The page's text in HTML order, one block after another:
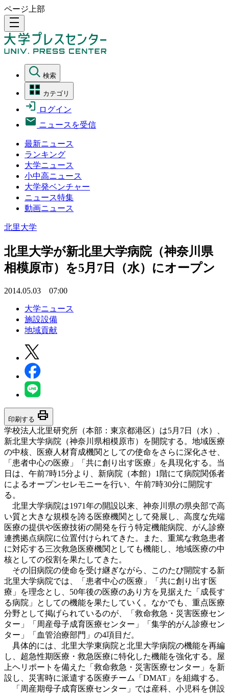
ページ上部
density_medium
検索
カテゴリ
ログイン
ニュースを受信
最新ニュース
ランキング
大学ニュース
小中高ニュース
大学発ベンチャー
ニュース特集
動画ニュース
北里大学
北里大学が新北里大学病院（神奈川県
相模原市）を5月7日（水）にオープン
2014.05.03 07:00
大学ニュース
施設設備
地域貢献
印刷する print
学校法人北里研究所（本部：東京都港区）は5月7日（水）、
新北里大学病院（神奈川県相模原市）を開院する。地域医療
の中核、医療人材育成機関としての使命をさらに深化させ、
「患者中心の医療」「共に創り出す医療」を具現化する。当
日は、午前7時15分より、新病院（本館）1階にて病院関係者
によるオープンセレモニーを行い、午前7時30分に開院す
る。
北里大学病院は1971年の開設以来、神奈川県の県央部で高
い質と大きな規模を誇る医療機関として発展し、高度な先端
医療の提供や医療技術の開発を行う特定機能病院、がん診療
連携拠点病院に位置付けられてきた。また、重篤な救急患者
に対応する三次救急医療機関としても機能し、地域医療の中
核としての役割を果たしてきた。
その旧病院の使命を受け継ぎながら、このたび開院する新
北里大学病院では、「患者中心の医療」「共に創り出す医
療」を理念とし、50年後の医療のあり方を見据えた「成長す
る病院」としての機能を果たしていく。なかでも、重点医療
分野として掲げられているのが、「救命救急・災害医療セン
ター」「周産母子成育医療センター」「集学的がん診療セン
ター」「血管治療部門」の4項目だ。
具体的には、北里大学東病院と北里大学病院の機能を再編
し、超急性期医療・救急医療に特化した機能を強化する。屋
上ヘリポートを備えた「救命救急・災害医療センター」を新
設し、災害時に派遣する医療チーム「DMAT」を組織する。
「周産期母子成育医療センター」では産科、小児科を併設